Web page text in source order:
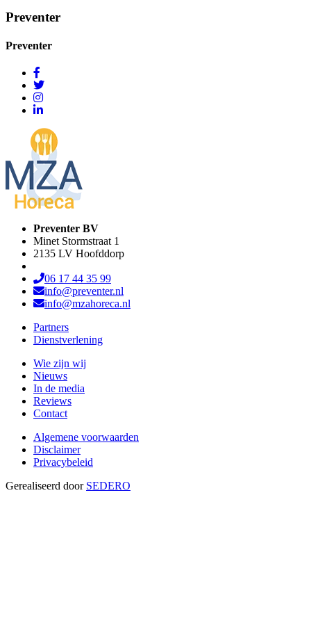
Preventer
Preventer
Preventer BV
Minet Stormstraat 1
2135 LV Hoofddorp
06 17 44 35 99
info@preventer.nl
info@mzahoreca.nl
Partners
Dienstverlening
Wie zijn wij
Nieuws
In de media
Reviews
Contact
Algemene voorwaarden
Disclaimer
Privacybeleid
Gerealiseerd door SEDERO